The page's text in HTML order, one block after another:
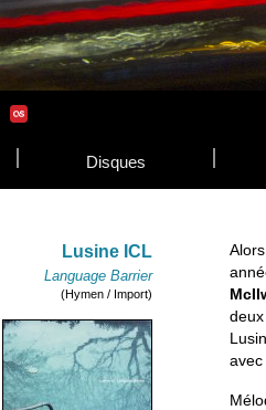
Disques
Lusine ICL
Language Barrier
(Hymen / Import)
avec